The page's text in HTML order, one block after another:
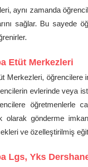
aynı zamanda
sağlar. Bu sayede
Etüt Merkezleri
Merkezleri, öğrencilere
evlerinde veya
öğretmenlerle
olarak gönderme
ve özelleştirilmiş
Lgs, Yks